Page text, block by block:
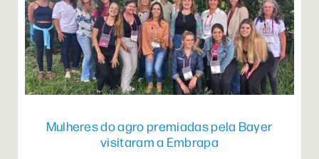
Mulheres do agro premiadas pela Bayer
visitaram a Embrapa